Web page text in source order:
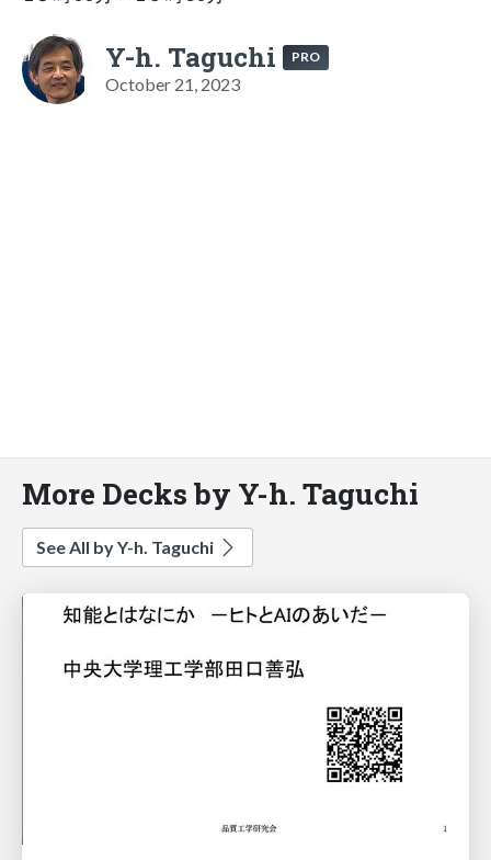
Y-h. Taguchi PRO
October 21, 2023
More Decks by Y-h. Taguchi
See All by Y-h. Taguchi